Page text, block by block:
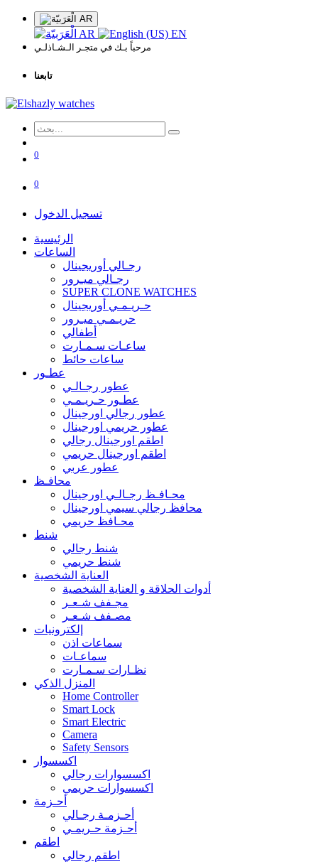
AR
AR EN
مرحباً بـك في متجـر الـشـاذلـي
تابعنا
0
0
تسجيل الدخول
الرئيسية
الساعات
رجـالي أوريجينال
رجـالي ميـرور
SUPER CLONE WATCHES
حـريـمـي أوريجينال
حريـمـي ميـرور
أطفالي
ساعـات سـمـارت
ساعات حائط
عطـور
عطور رجـالـي
عطـور حـريـمـي
عطور رجالي اورجينال
عطور حريمي اورجينال
اطقم اورجينال رجالي
اطقم اورجينال حريمي
عطور عربي
محافـظ
محـافـظ رجـالـي اورجينال
محافظ رجالي سيمي اورجينال
محـافظ حريمي
شنط
شنط رجالي
شنط حريمي
العناية الشخصية
أدوات الحلاقة و العناية الشخصية
مجـفف شـعـر
مصـفف شـعـر
إلكترونيات
سماعات اذن
سماعـات
نظـارات سـمـارت
المنزل الذكي
Home Controller
Smart Lock
Smart Electric
Camera
Safety Sensors
اكسسوار
اكسسوارات رجالي
اكسسوارات حريمي
أحـزمة
أحـزمـة رجـالي
أحـزمة حـريمـي
اطقم
اطقم رجالي